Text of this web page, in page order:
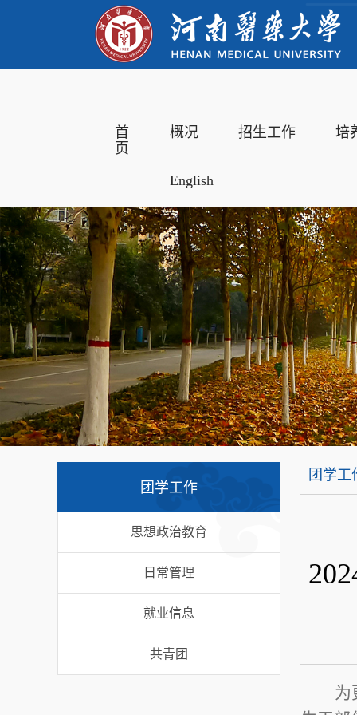
首
页
概况 招生工作 培
English
团学工作
思想政治教育
日常管理
就业信息
共青团
团学工
为